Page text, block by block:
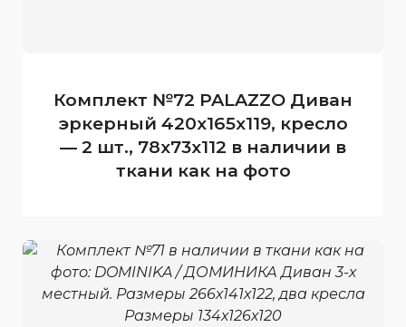
Комплект №72 PALAZZO Диван
эркерный 420x165x119, кресло
— 2 шт., 78x73x112 в наличии в
ткани как на фото